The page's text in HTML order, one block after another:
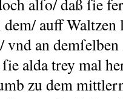
dem/ auff
an
alda trey mal
zu dem